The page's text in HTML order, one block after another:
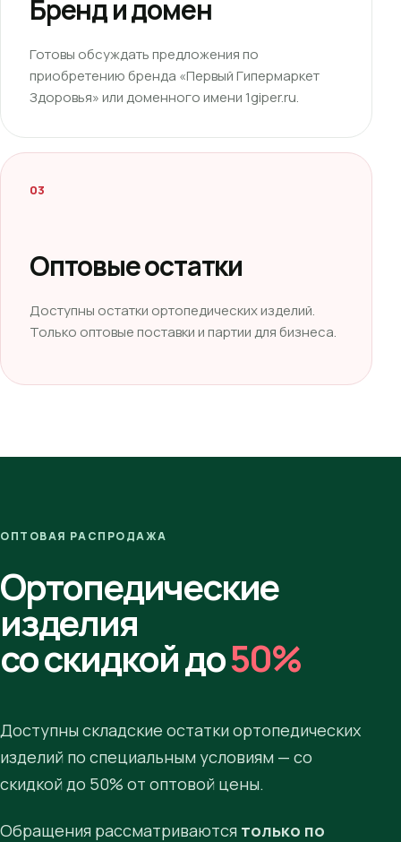
Бренд и домен
Готовы обсуждать предложения по
приобретению бренда «Первый Гипермаркет
Здоровья» или доменного имени 1giper.ru.
03
Оптовые остатки
Доступны остатки ортопедических изделий.
Только оптовые поставки и партии для бизнеса.
ОПТОВАЯ РАСПРОДАЖА
Ортопедические
изделия
со скидкой до50%
Доступны складские остатки ортопедических
изделий по специальным условиям — со
скидкой до 50% от оптовой цены.
Обращения рассматриваются только по